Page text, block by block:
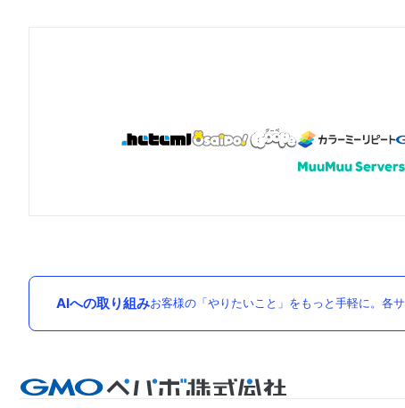
AIへの取り組みお客様の「やりたいこと」をもっと手軽に。各